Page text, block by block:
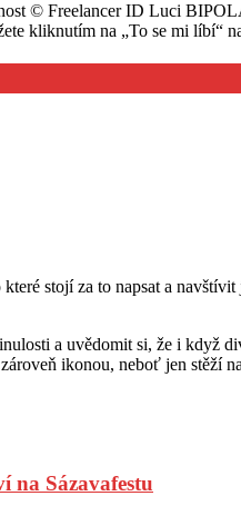
© Freelancer ID Luci
kliknutím na „To se mi
stojí za to napsat a
a uvědomit si, že i když
ikonou, neboť jen stěží
na Sázavafestu